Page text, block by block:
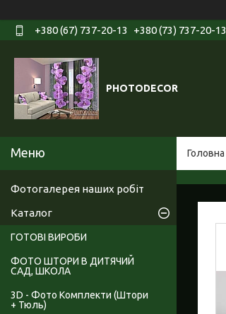
+380 (67) 737-20-13 +380 (73) 737-20-13
PHOTODECOR
Головна
Фотогалерея наших робіт
Каталог
ГОТОВІ ВИРОБИ
ФОТО ШТОРИ В ДИТЯЧИЙ
САД, ШКОЛА
3D - Фото Комплекти (Штори
+ Тюль)